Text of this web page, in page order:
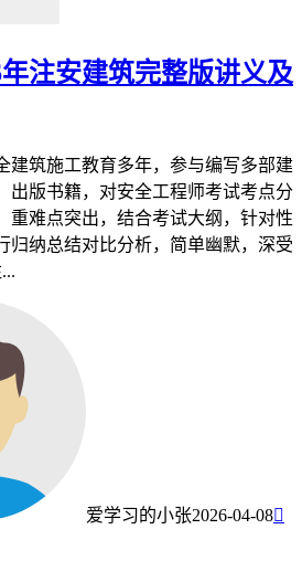
注安建筑完整版讲义及
建筑施工教育多年，参与编写多部建
出版书籍，对安全工程师考试考点分
重难点突出，结合考试大纲，针对性
归纳总结对比分析，简单幽默，深受
爱学习的小张2026-04-08